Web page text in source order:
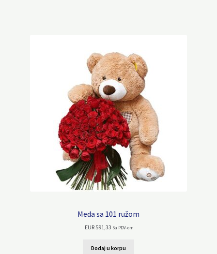
Meda sa 101 ružom
EUR 591,33 Sa PDV-om
Dodaj u korpu